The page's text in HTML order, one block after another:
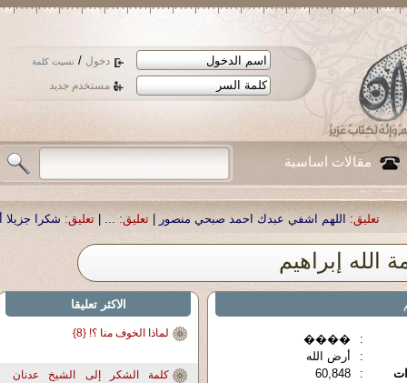
دخول / نسيت كلمة
مستخدم جديد
مقالات اساسية
اللهم اشفي عبدك احمد صبحي منصور|تعليق: ... تعليق: شكرا جزيلا أستاذ حمد
الله إبراهيم
:
����
:
أرض الله
:
60,848
الاكثر تعليقا
لماذا الخوف منا ؟! {8}
كلمة الشكر إلى الشيخ عدنان